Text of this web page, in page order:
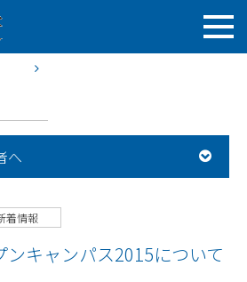
へ
着情報
ンキャンパス2015について